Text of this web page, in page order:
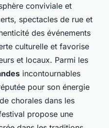
conviviale et
spectacles de rue et
des événements
culturelle et favorise
et locaux. Parmi les
incontournables
pour son énergie
chorales dans les
propose une